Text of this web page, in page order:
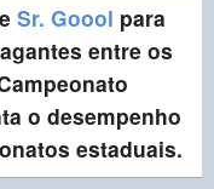
Sr. Goool para
entre os
o desempenho
estaduais.